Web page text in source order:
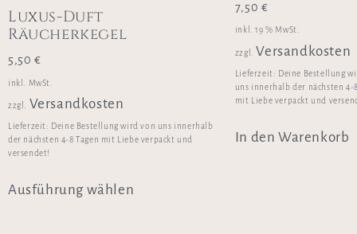
Luxus-Duft
Räucherkegel
5,50 €
inkl. MwSt.
zzgl. Versandkosten
Lieferzeit: Deine Bestellung wird von uns innerhalb
der nächsten 4-8 Tagen mit Liebe verpackt und
versendet!
Ausführung wählen
7,50 €
inkl. 19 % MwSt.
zzgl. Versandkosten
Lieferzeit: Deine Bestellung
uns innerhalb der nächsten 4-
mit Liebe verpackt und
In den Warenkorb